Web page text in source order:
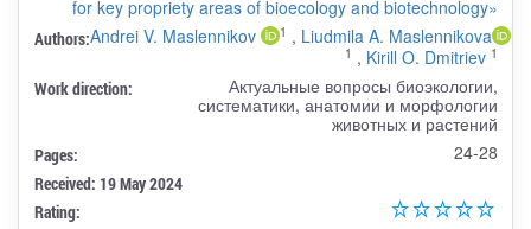
for key propriety areas of bioecology and biotechnology»
Authors:Andrei V. Maslennikov 1 , Liudmila A. Maslennikova
1 , Kirill O. Dmitriev 1
Work direction:
Актуальные вопросы биоэкологии,
систематики, анатомии и морфологии
животных и растений
Pages: 24-28
Received: 19 May 2024
Rating: